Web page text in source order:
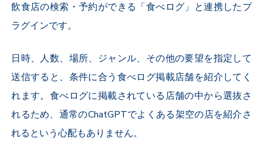
飲食店の検索・予約ができる「食べログ」と連携したプ
ラグインです。
日時、人数、場所、ジャンル、その他の要望を指定して
送信すると、条件に合う食べログ掲載店舗を紹介してく
れます。 食べログに掲載されている店舗の中から選抜さ
れるため、通常のChatGPTでよくある架空の店を紹介さ
れるという心配もありません。